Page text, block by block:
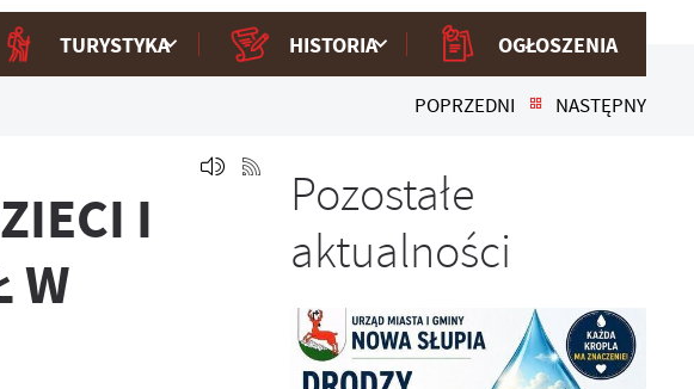
TURYSTYKA HISTORIA OGŁOSZENIA
POPRZEDNI NASTĘPNY
I
W
Pozostałe
aktualności